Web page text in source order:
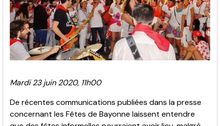
Mardi 23 juin 2020, 11h00
De récentes communications publiées dans la presse
concernant les Fêtes de Bayonne laissent entendre